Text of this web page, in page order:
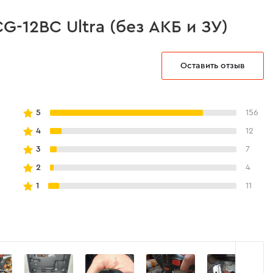
12BC Ultra (без АКБ и ЗУ)
Оставить отзыв
5 156
4 12
3 7
2 4
1 11